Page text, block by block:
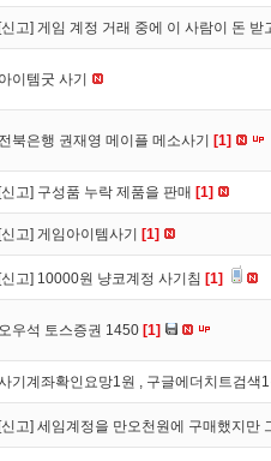
[신고] 게임 계정 거래 중에 이 사람이 돈 받
아이템굿 사기
전북은행 권재영 메이플 메소사기 [1]
[신고] 구성품 누락 제품을 판매 [1]
[신고] 게임아이템사기 [1]
[신고] 10000원 냥코계정 사기침 [1]
오우석 토스증권 1450 [1]
기계좌확인요망1원 , 구글에더치트검색
[신고] 세임계정을 만오천원에 구매했지만